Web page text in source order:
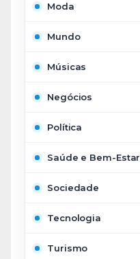
Moda
Mundo
Músicas
Negócios
Política
Saúde e Bem-Estar
Sociedade
Tecnologia
Turismo